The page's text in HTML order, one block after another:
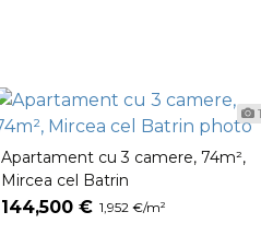
Apartament cu 3 camere, 74m²,
Mircea cel Batrin
144,500 € 1,952 €/m²